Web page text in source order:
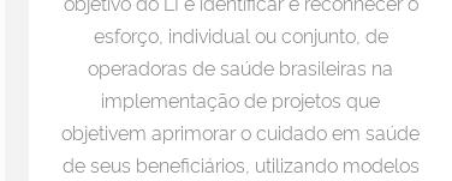
esforço, individual ou conjunto, de
operadoras de saúde brasileiras na
implementação de projetos que
objetivem aprimorar o cuidado em saúde
de seus beneficiários, utilizando modelos